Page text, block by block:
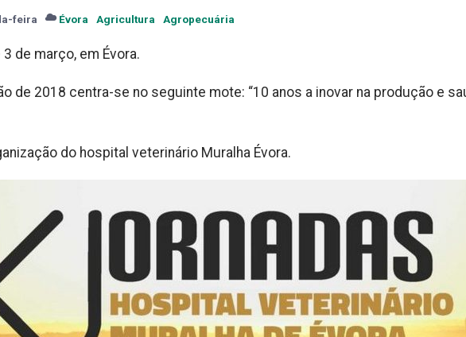
feira Évora Agricultura Agropecuária
de março, em Évora.
de 2018 centra-se no seguinte mote: “10 anos a inovar na produção e
do hospital veterinário Muralha Évora.